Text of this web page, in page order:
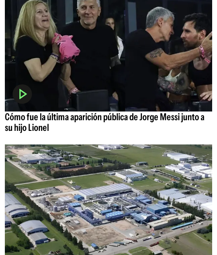
Cómo fue la última aparición pública de Jorge Messi junto a
su hijo Lionel